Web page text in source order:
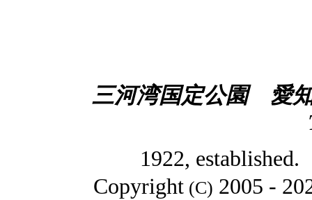
三河湾国定公園 愛
1922,
Copyright(C) 2005 -